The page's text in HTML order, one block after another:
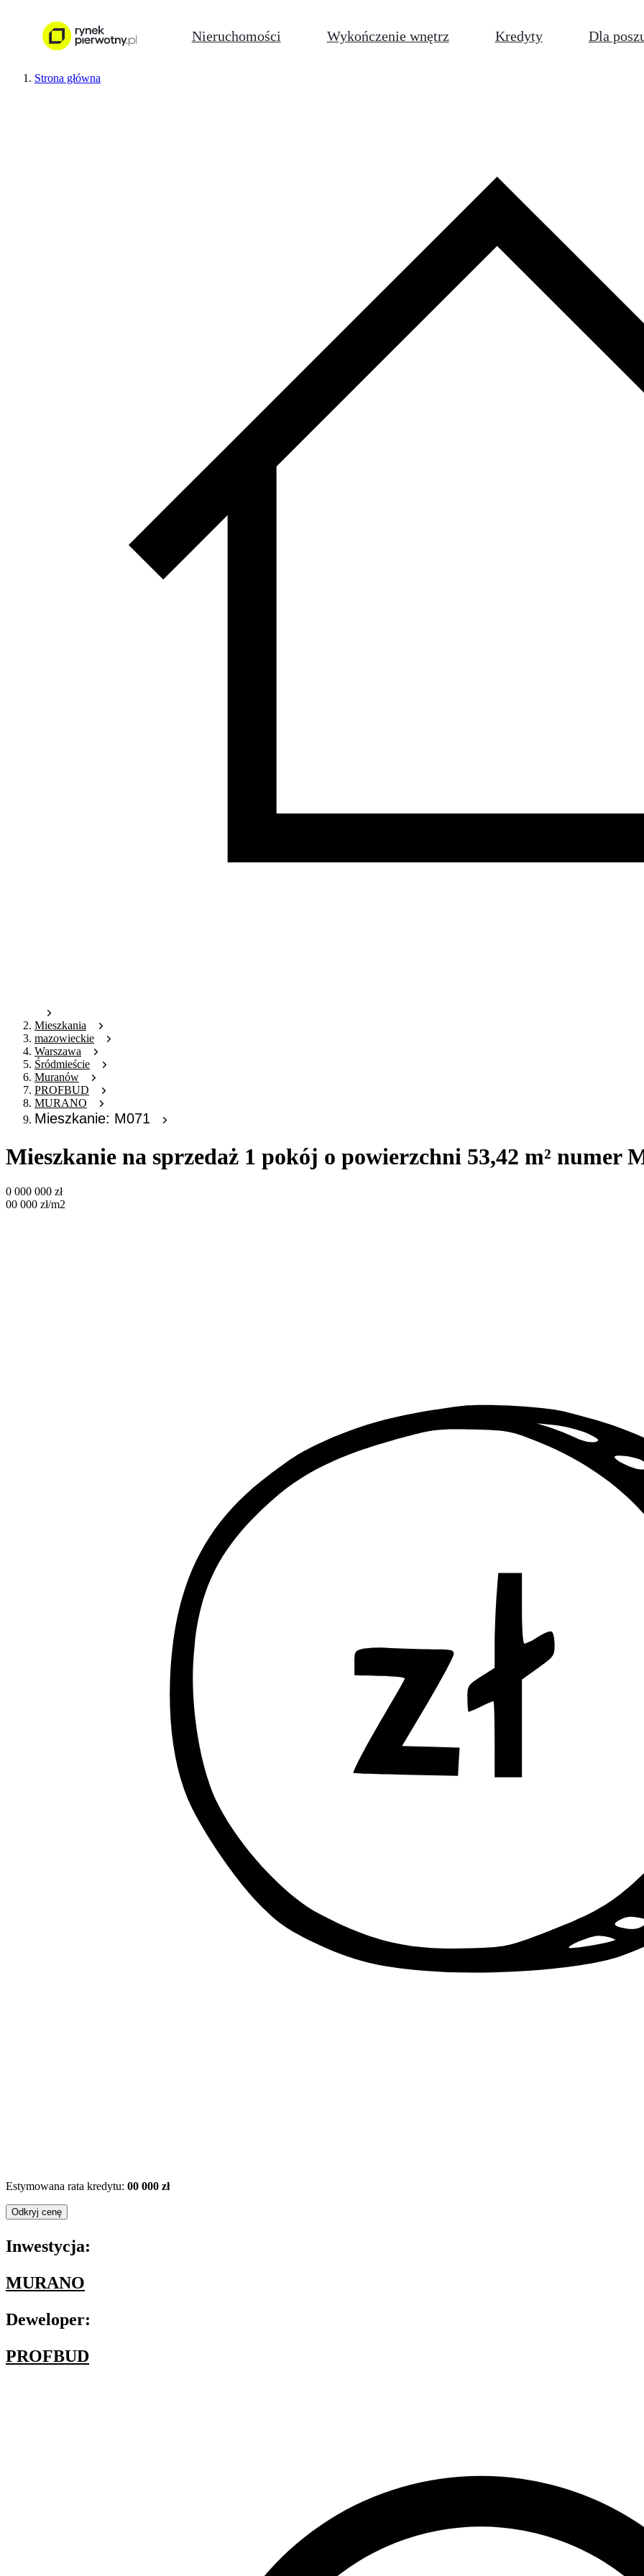
Nieruchomości Wykończenie wnętrz Kredyty Dla
Strona główna
Mieszkania
mazowieckie
Warszawa
Śródmieście
Muranów
PROFBUD
MURANO
Mieszkanie: M071
Mieszkanie na sprzedaż 1 pokój o powierzchni 53,42 m² numer
0 000 000 zł
00 000 zł/m2
Estymowana rata kredytu: 00 000 zł
Odkryj cenę
Inwestycja:
MURANO
Deweloper:
PROFBUD